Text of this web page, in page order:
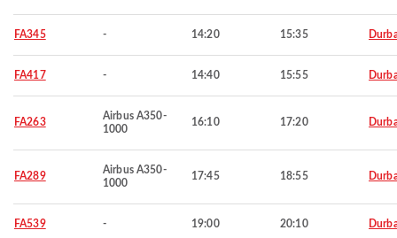
FA345 - 14:20 15:35
FA417 - 14:40 15:55
FA263
Airbus A350-
1000
16:10 17:20
FA289
Airbus A350-
1000
17:45 18:55
FA539 - 19:00 20:10